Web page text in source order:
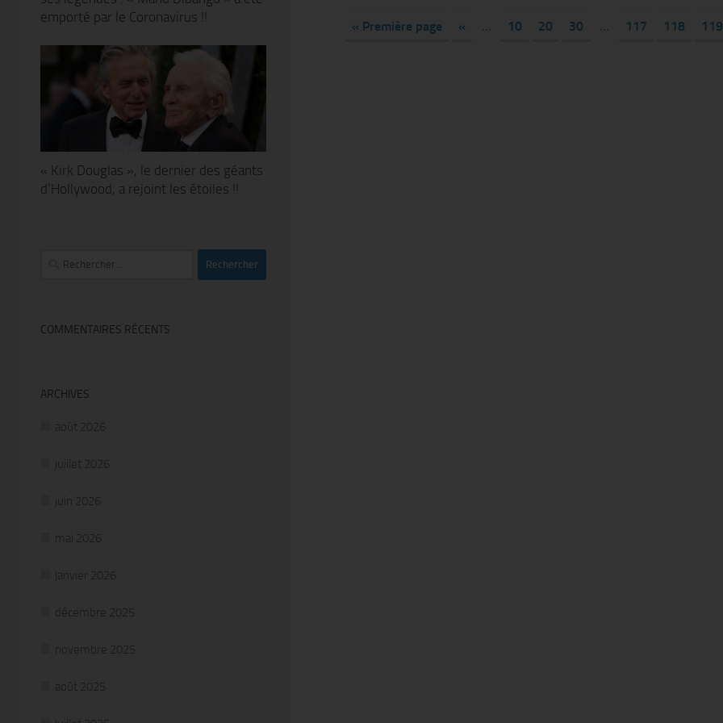
« Première page « 10 20 30 117 118 119
emporté par le Coronavirus !!
« Kirk Douglas », le dernier des géants
d’Hollywood, a rejoint les étoiles !!
Rechercher :
COMMENTAIRES RÉCENTS
ARCHIVES
août 2026
juillet 2026
juin 2026
mai 2026
janvier 2026
décembre 2025
novembre 2025
août 2025